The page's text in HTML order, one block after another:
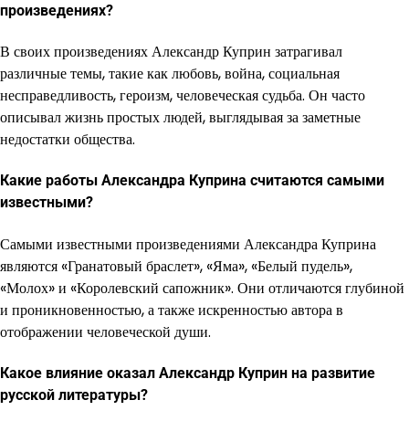
произведениях?
В своих произведениях Александр Куприн затрагивал
различные темы, такие как любовь, война, социальная
несправедливость, героизм, человеческая судьба. Он часто
описывал жизнь простых людей, выглядывая за заметные
недостатки общества.
Какие работы Александра Куприна считаются самыми
известными?
Самыми известными произведениями Александра Куприна
являются «Гранатовый браслет», «Яма», «Белый пудель»,
«Молох» и «Королевский сапожник». Они отличаются глубиной
и проникновенностью, а также искренностью автора в
отображении человеческой души.
Какое влияние оказал Александр Куприн на развитие
русской литературы?